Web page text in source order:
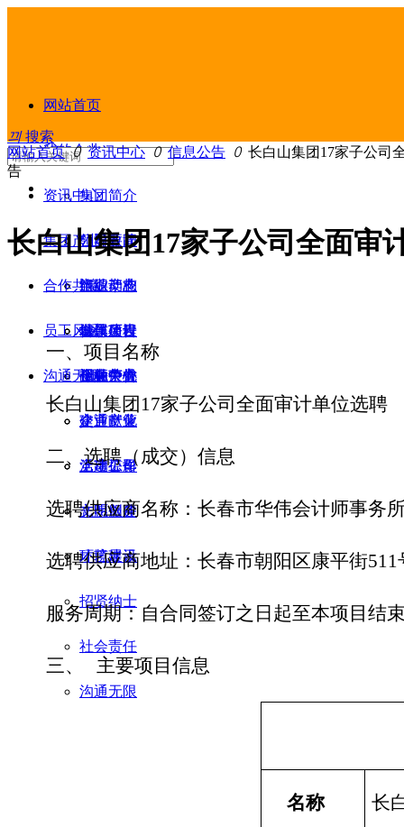
网站首页
我的企业
集团简介
领导致辞
组织架构
发展历程
企业荣誉
企业文化
党建工作
文明创建
环境建设
招贤纳士
社会责任
沟通无限
资讯中心
公司要闻
产业动态
信息公告
视频中心
集团产业
旅游产业
城镇建设
金融产业
交通产业
上市公司
合作共赢
合作项目
招标公告
员工风采
创先争优
建言献策
活动掠影
志愿服务
才艺展示
沟通无限
끠 搜索
网站首页 ꄲ 资讯中心 ꄲ 信息公告 ꄲ 长白山集团17家子公司
告
长白山集团17家子公司全面审
一、 项目名称
长白山集团 17家子公司全面审计单位选聘
二、选聘（成交）信息
选聘供应商名称：长春市华伟会计师事务
选聘供应商地址：长春市朝阳区康平街511
服务周期：自合同签订之日起至本项目结
三、 主要项目信息
名称 长